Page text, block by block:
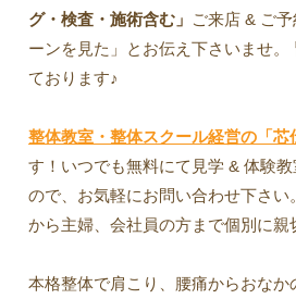
グ・検査・施術含む」 ご来店 & ご
ーンを見た」とお伝え下さいませ。
ております♪
整体教室・整体スクール経営の「芯
す！いつでも無料にて見学 & 体験
ので、お気軽にお問い合わせ下さ
から主婦、会社員の方まで個別に親
本格整体で肩こり、腰痛からおなか